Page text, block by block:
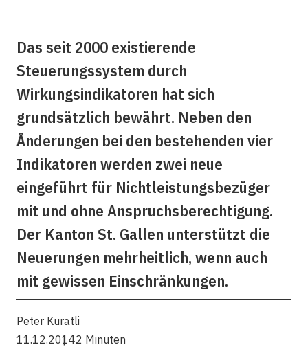
Das seit 2000 existierende
Steuerungssystem durch
Wirkungsindikatoren hat sich
grundsätzlich bewährt. Neben den
Änderungen bei den bestehenden vier
Indikatoren werden zwei neue
eingeführt für Nichtleistungsbezüger
mit und ohne Anspruchsberechtigung.
Der Kanton St. Gallen unterstützt die
Neuerungen mehrheitlich, wenn auch
mit gewissen Einschränkungen.
Peter Kuratli
11.12.20142 Minuten